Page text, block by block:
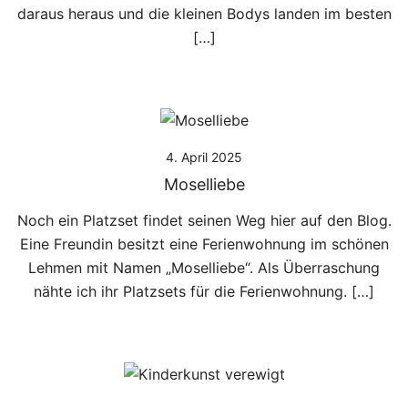
daraus heraus und die kleinen Bodys landen im besten
[…]
4. April 2025
Moselliebe
Noch ein Platzset findet seinen Weg hier auf den Blog.
Eine Freundin besitzt eine Ferienwohnung im schönen
Lehmen mit Namen „Moselliebe“. Als Überraschung
nähte ich ihr Platzsets für die Ferienwohnung. […]